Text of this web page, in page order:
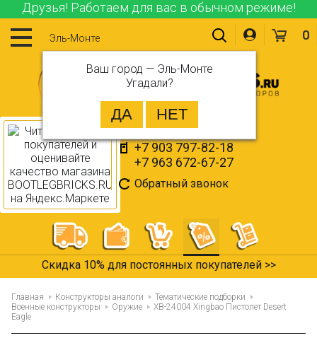
Друзья! Работаем для вас в обычном режиме!
Эль-Монте
Ваш город — Эль-Монте
Угадали?
+7 903 797-82-18
+7 963 672-67-27
Обратный звонок
0
Все товары в наличии >>
Главная Конструкторы аналоги
Тематические подборки
Военные конструкторы
Оружие
XB-24004 Xingbao Пистолет Desert
Eagle